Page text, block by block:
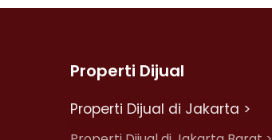
Properti Dijual
Properti Dijual di Jakarta >